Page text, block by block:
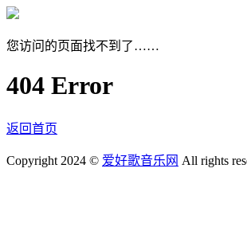
您访问的页面找不到了……
404 Error
返回首页
Copyright 2024 © 爱好歌音乐网 All rights